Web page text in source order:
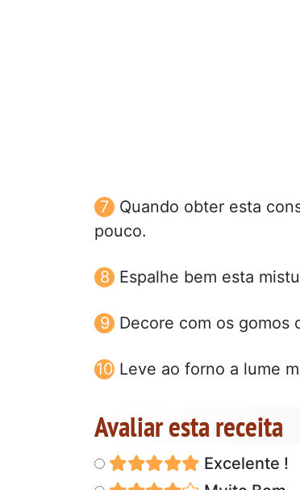
Quando obter esta
pouco.
Espalhe bem esta
Decore com os gomos
Leve ao forno a lume
Avaliar esta receita
Excelente !